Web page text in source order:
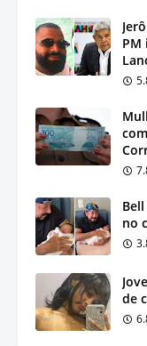
PM
no
de